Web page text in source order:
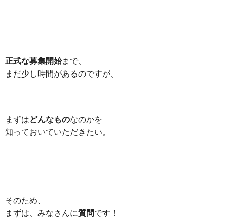
正式な募集開始まで、
まだ少し時間があるのですが、
まずはどんなものなのかを
知っておいていただきたい。
そのため、
まずは、みなさんに質問です！